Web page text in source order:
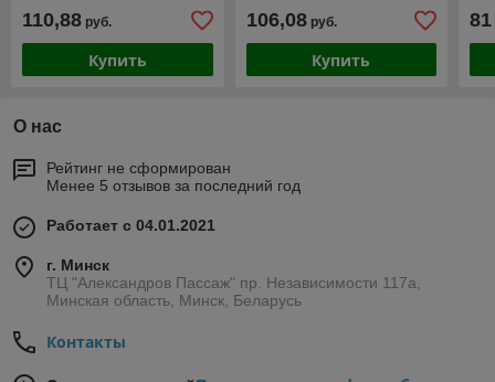
110,88 руб.
Купить
106,08руб.
Купить
81
О нас
Рейтинг не сформирован
Менее 5 отзывов за последний год
Работает с 04.01.2021
г. Минск
ТЦ "Александров Пассаж" пр. Независимости 117а,
Минская область, Минск, Беларусь
Контакты